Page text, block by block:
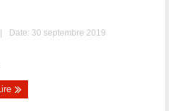
| Date: 30 septembre 2019